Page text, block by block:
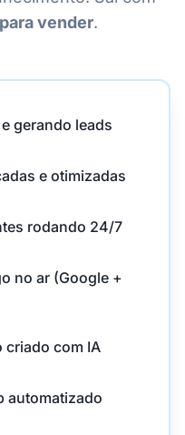
vender.
gerando leads
e otimizadas
rodando 24/7
no ar (Google +
criado com IA
automatizado